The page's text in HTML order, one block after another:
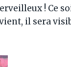
! Ce
il sera